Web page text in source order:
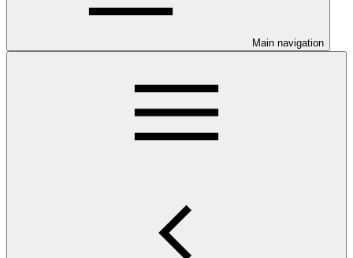
Main navigation